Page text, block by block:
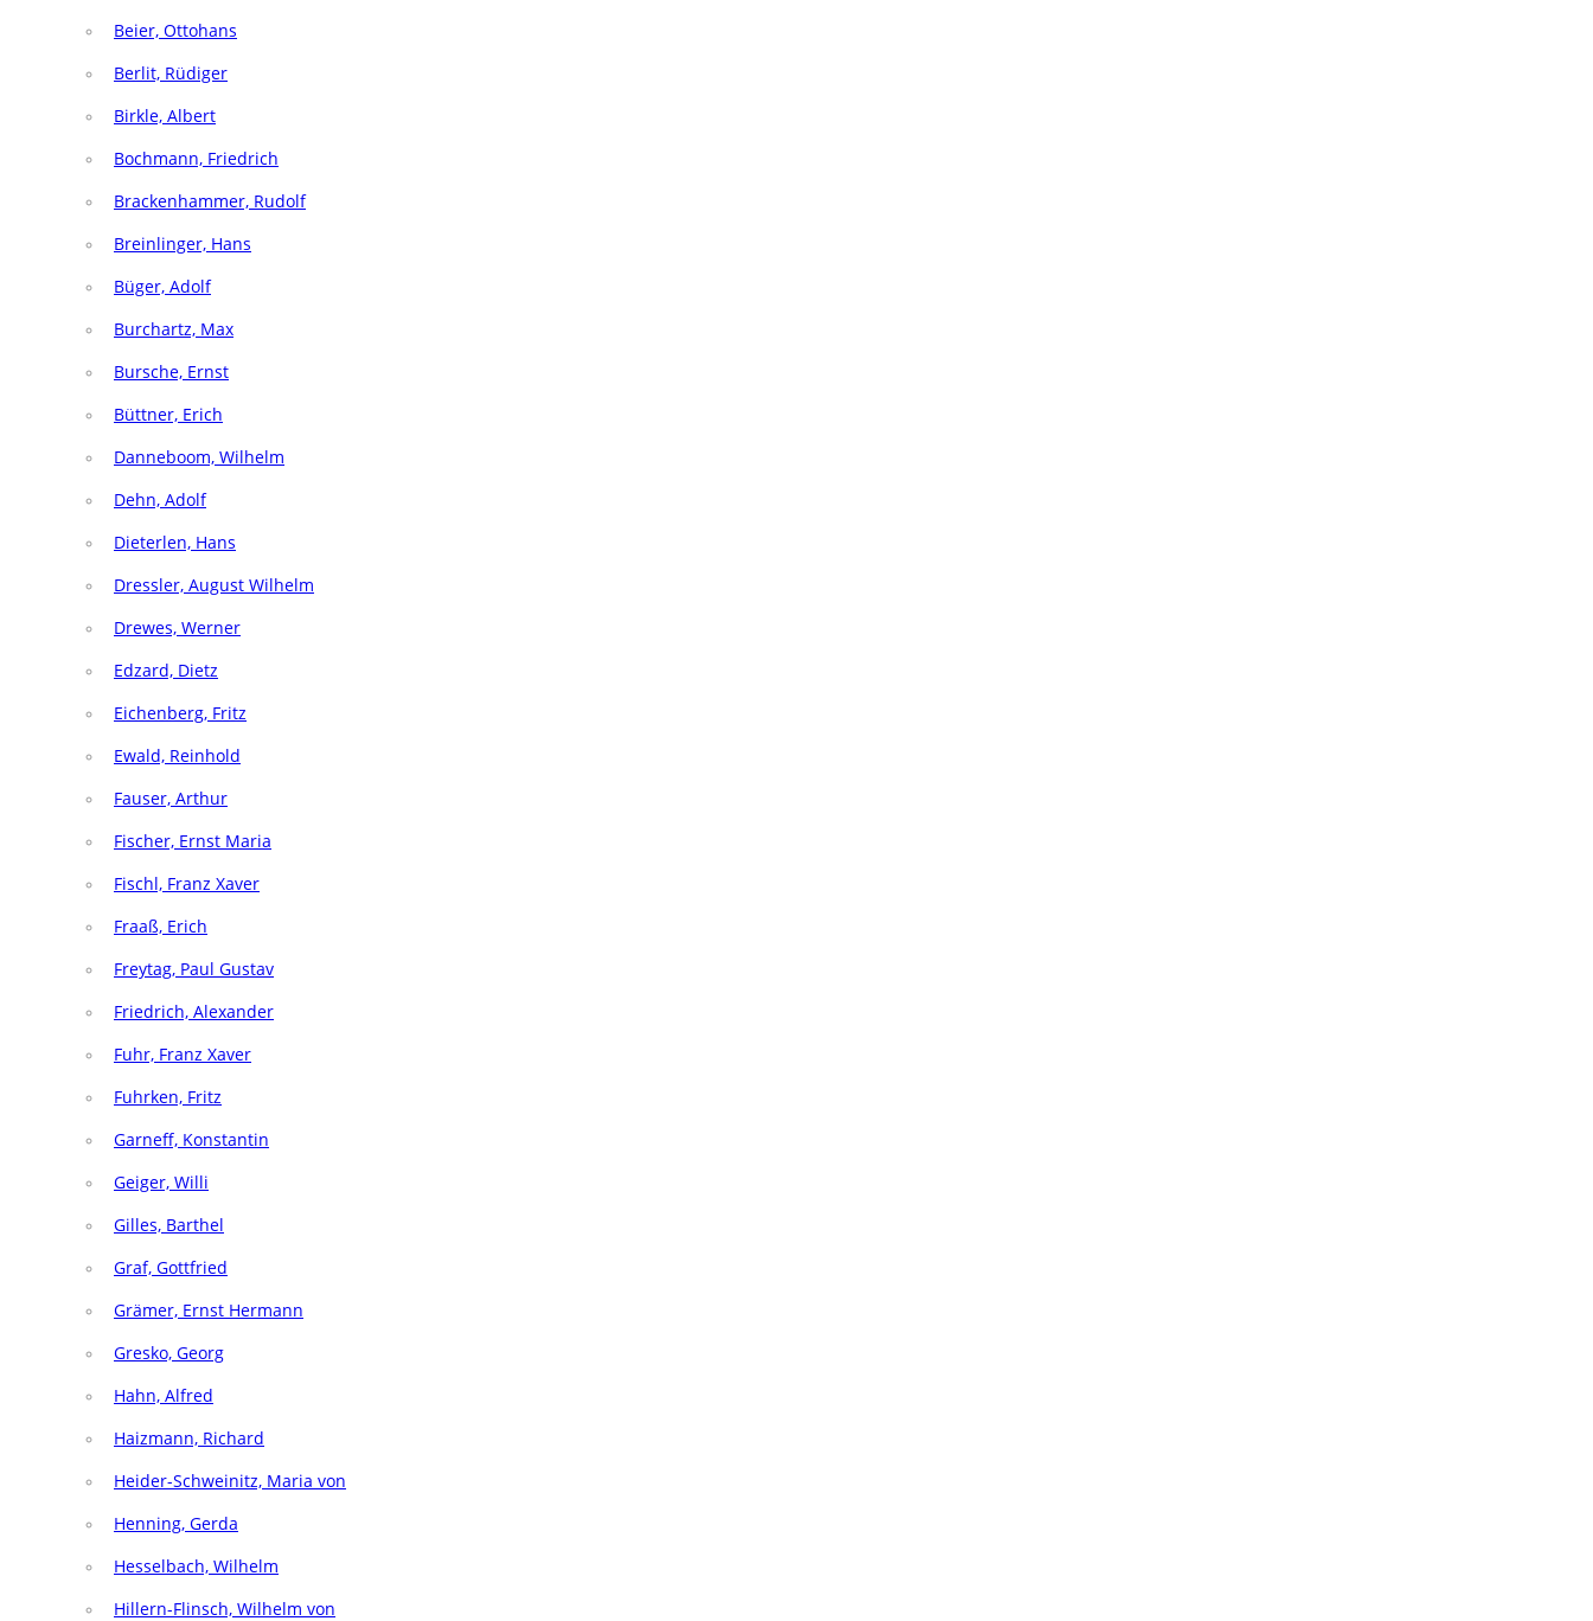
Beier, Ottohans
Berlit, Rüdiger
Birkle, Albert
Bochmann, Friedrich
Brackenhammer, Rudolf
Breinlinger, Hans
Büger, Adolf
Burchartz, Max
Bursche, Ernst
Büttner, Erich
Danneboom, Wilhelm
Dehn, Adolf
Dieterlen, Hans
Dressler, August Wilhelm
Drewes, Werner
Edzard, Dietz
Eichenberg, Fritz
Ewald, Reinhold
Fauser, Arthur
Fischer, Ernst Maria
Fischl, Franz Xaver
Fraaß, Erich
Freytag, Paul Gustav
Friedrich, Alexander
Fuhr, Franz Xaver
Fuhrken, Fritz
Garneff, Konstantin
Geiger, Willi
Gilles, Barthel
Graf, Gottfried
Grämer, Ernst Hermann
Gresko, Georg
Hahn, Alfred
Haizmann, Richard
Heider-Schweinitz, Maria von
Henning, Gerda
Hesselbach, Wilhelm
Hillern-Flinsch, Wilhelm von